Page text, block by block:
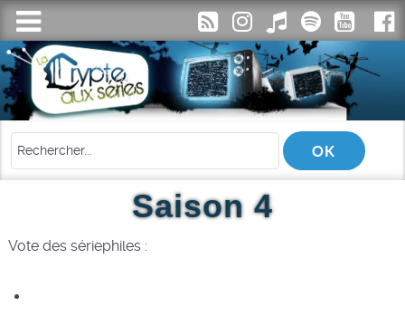
Saison 4
Vote des sériephiles :